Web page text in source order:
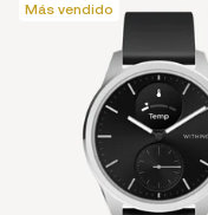
Más vendido